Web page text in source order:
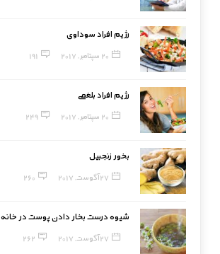
رژیم افراد سوداوی
20 سپتامبر, 2017 191
رژیم افراد بلغمی
20 سپتامبر, 2017 249
بخور زنجبیل
27 آگوست, 2017 260
شیوه درست بخار دادن پوست در خانه
27 آگوست, 2017 262